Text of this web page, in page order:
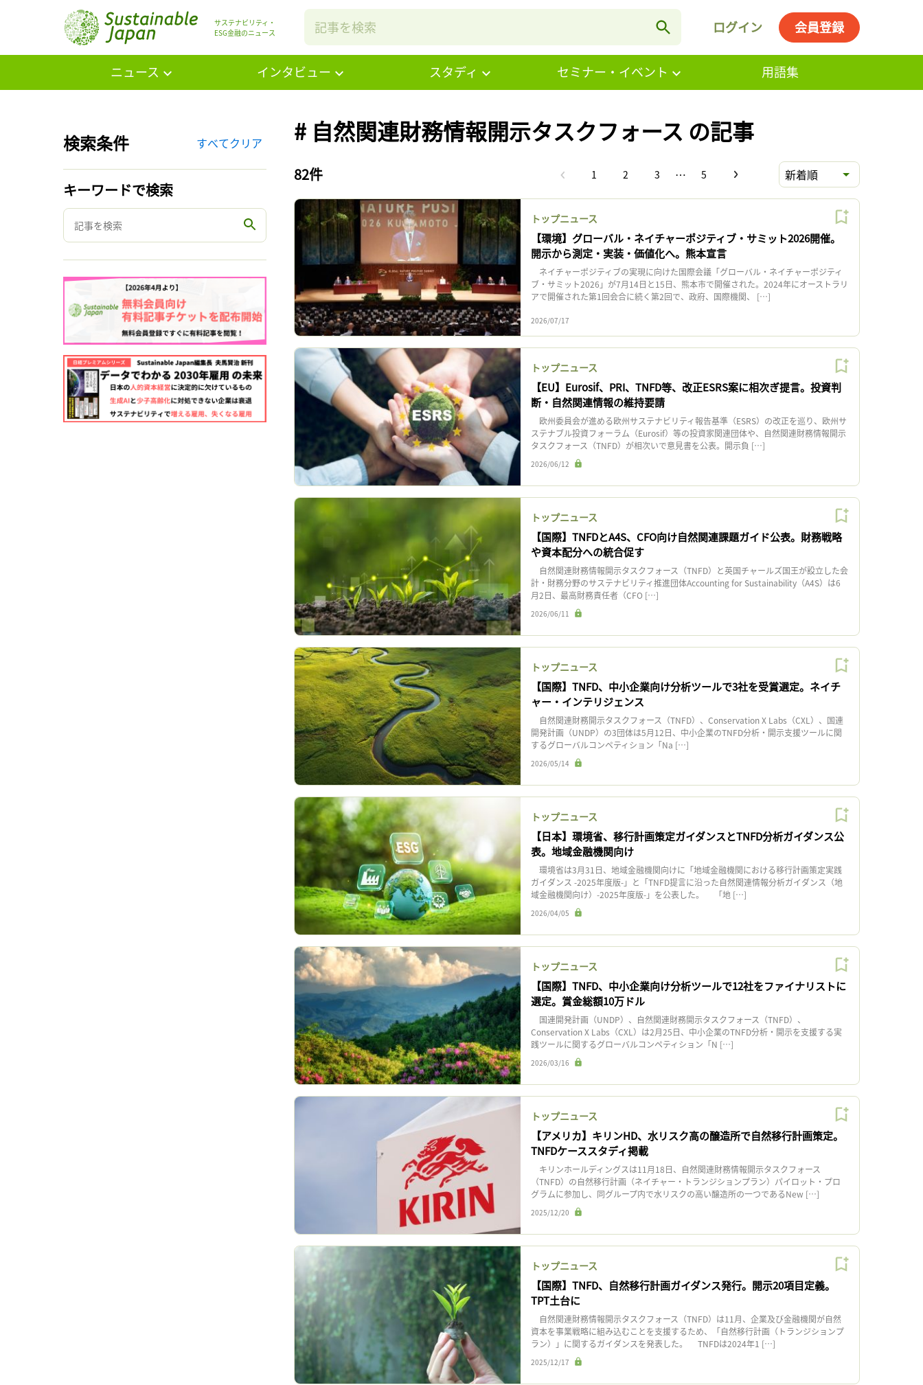
サステナビリティ・
ESG金融のニュース
ログイン 会員登録
ニュース インタビュー スタディ セミナー・イベント 用語集
検索条件 すべてクリア
キーワードで検索
# 自然関連財務情報開示タスクフォース の記事
82件 1 2 3 … 5 新着順
トップニュース
【環境】グローバル・ネイチャーポジティブ・サミット2026開催。
開示から測定・実装・価値化へ。熊本宣言
ネイチャーポジティブの実現に向けた国際会議「グローバル・ネイチャーポジティ
ブ・サミット2026」が7月14日と15日、熊本市で開催された。2024年にオーストラリ
アで開催された第1回会合に続く第2回で、政府、国際機関、 […]
2026/07/17
トップニュース
【EU】Eurosif、PRI、TNFD等、改正ESRS案に相次ぎ提言。投資判
断・自然関連情報の維持要請
欧州委員会が進める欧州サステナビリティ報告基準（ESRS）の改正を巡り、欧州サ
ステナブル投資フォーラム（Eurosif）等の投資家関連団体や、自然関連財務情報開示
タスクフォース（TNFD）が相次いで意見書を公表。開示負 […]
2026/06/12
トップニュース
【国際】TNFDとA4S、CFO向け自然関連課題ガイド公表。財務戦略
や資本配分への統合促す
自然関連財務情報開示タスクフォース（TNFD）と英国チャールズ国王が設立した会
計・財務分野のサステナビリティ推進団体Accounting for Sustainability（A4S）は6
月2日、最高財務責任者（CFO […]
2026/06/11
トップニュース
【国際】TNFD、中小企業向け分析ツールで3社を受賞選定。ネイチ
ャー・インテリジェンス
自然関連財務開示タスクフォース（TNFD）、Conservation X Labs（CXL）、国連
開発計画（UNDP）の3団体は5月12日、中小企業のTNFD分析・開示支援ツールに関
するグローバルコンペティション「Na […]
2026/05/14
トップニュース
【日本】環境省、移行計画策定ガイダンスとTNFD分析ガイダンス公
表。地域金融機関向け
環境省は3月31日、地域金融機関向けに「地域金融機関における移行計画策定実践
ガイダンス -2025年度版-」と「TNFD提言に沿った自然関連情報分析ガイダンス（地
域金融機関向け）-2025年度版-」を公表した。 「地 […]
2026/04/05
トップニュース
【国際】TNFD、中小企業向け分析ツールで12社をファイナリストに
選定。賞金総額10万ドル
国連開発計画（UNDP）、自然関連財務開示タスクフォース（TNFD）、
Conservation X Labs（CXL）は2月25日、中小企業のTNFD分析・開示を支援する実
践ツールに関するグローバルコンペティション「N […]
2026/03/16
トップニュース
【アメリカ】キリンHD、水リスク高の醸造所で自然移行計画策定。
TNFDケーススタディ掲載
キリンホールディングスは11月18日、自然関連財務情報開示タスクフォース
（TNFD）の自然移行計画（ネイチャー・トランジションプラン）パイロット・プロ
グラムに参加し、同グループ内で水リスクの高い醸造所の一つであるNew […]
2025/12/20
トップニュース
【国際】TNFD、自然移行計画ガイダンス発行。開示20項目定義。
TPT土台に
自然関連財務情報開示タスクフォース（TNFD）は11月、企業及び金融機関が自然
資本を事業戦略に組み込むことを支援するため、「自然移行計画（トランジションプ
ラン）」に関するガイダンスを発表した。 TNFDは2024年1 […]
2025/12/17